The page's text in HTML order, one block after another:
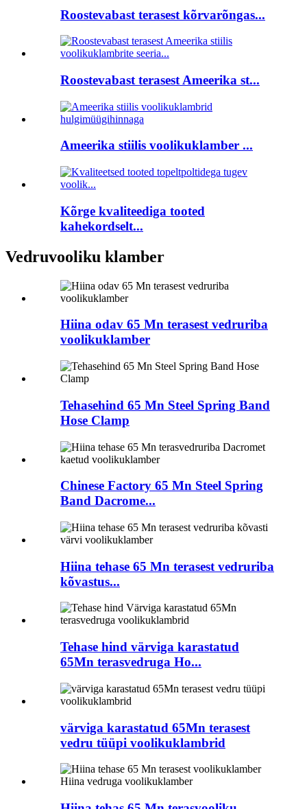
Roostevabast terasest kõrvarõngas...
Roostevabast terasest Ameerika st...
Ameerika stiilis voolikuklamber ...
Kõrge kvaliteediga tooted
kahekordselt...
Vedruvooliku klamber
Hiina odav 65 Mn terasest vedruriba
voolikuklamber
Tehasehind 65 Mn Steel Spring Band
Hose Clamp
Chinese Factory 65 Mn Steel Spring
Band Dacrome...
Hiina tehase 65 Mn terasest vedruriba
kõvastus...
Tehase hind värviga karastatud
65Mn terasvedruga Ho...
värviga karastatud 65Mn terasest
vedru tüüpi voolikuklambrid